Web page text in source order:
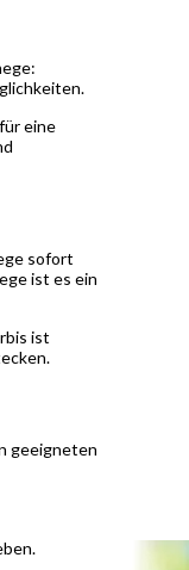
eine
sofort
ist es ein
ist
geeigneten